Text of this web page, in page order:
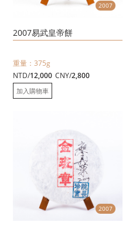
2007
2007易武皇帝餅
重量：375g
NTD/12,000 CNY/2,800
加入購物車
2007